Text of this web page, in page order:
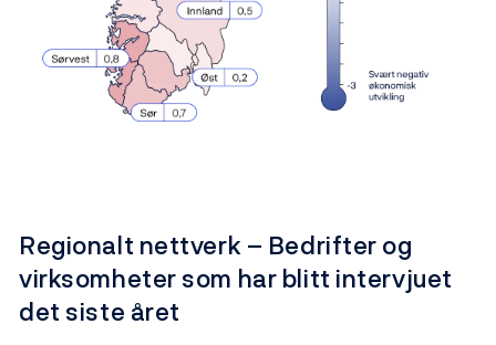
Regionalt nettverk – Bedrifter og
virksomheter som har blitt intervjuet
det siste året